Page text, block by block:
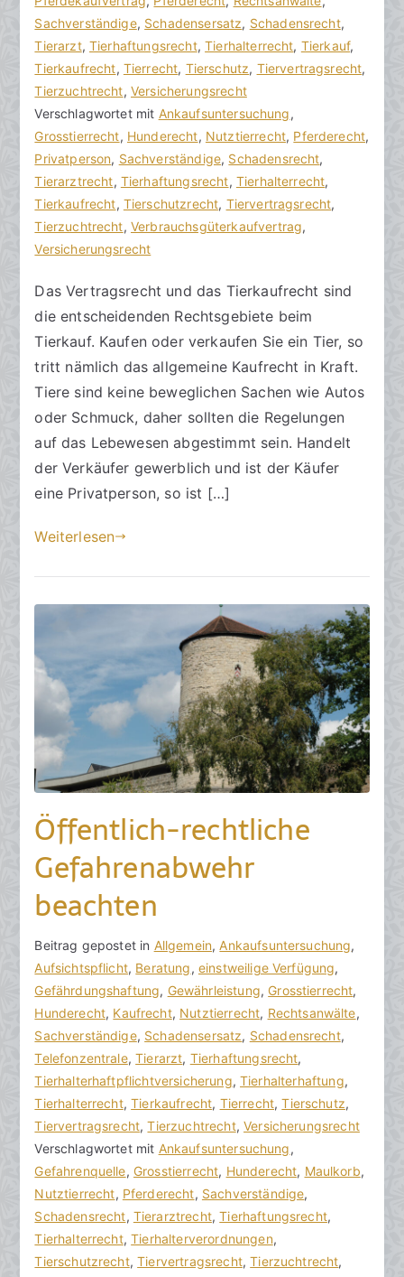
a
k
R
e
c
h
t
s
a
n
w
l
t
e
g
v
e
r
ö
f
f
e
n
t
l
c
h
t
a
m
.
F
e
r
r
0
4
Sachverständige, Schadensersatz, Schadensrecht,
Tierarzt,Tierhaftungsrecht,Tierhalterrecht, Tierkauf,
Tierkaufrecht, Tierrecht, Tierschutz, Tiervertragsrecht,
Tierzuchtrecht, Versicherungsrecht
Verschlagwortet mit Ankaufsuntersuchung,
Grosstierrecht, Hunderecht, Nutztierrecht, Pferderecht,
Privatperson, Sachverständige, Schadensrecht,
Tierarztrecht, Tierhaftungsrecht, Tierhalterrecht,
Tierkaufrecht, Tierschutzrecht, Tiervertragsrecht,
Tierzuchtrecht, Verbrauchsgüterkaufvertrag,
Versicherungsrecht
o
m
m
e
n
t
a
r
e
zu
Tierkaufrecht
Das Vertragsrecht und das Tierkaufrecht sind
die entscheidenden Rechtsgebiete beim
Tierkauf. Kaufen oder verkaufen Sie ein Tier, so
tritt nämlich das allgemeine Kaufrecht in Kraft.
Tiere sind keine beweglichen Sachen wie Autos
oder Schmuck, daher sollten die Regelungen
auf das Lebewesen abgestimmt sein. Handelt
der Verkäufer gewerblich und ist der Käufer
eine Privatperson, so ist […]
Weiterlesen
Öffentlich-rechtliche
Gefahrenabwehr
beachten
V
o
n
h
o
r
a
k
R
e
c
h
t
s
a
B
e
i
t
r
a
g
v
e
r
ö
f
f
e
n
Beitrag gepostet in Allgemein, Ankaufsuntersuchung,
Aufsichtspflicht, Beratung, einstweilige Verfügung,
Gefährdungshaftung, Gewährleistung, Grosstierrecht,
Hunderecht, Kaufrecht, Nutztierrecht, Rechtsanwälte,
Sachverständige, Schadensersatz, Schadensrecht,
Telefonzentrale,Tierarzt, Tierhaftungsrecht,
Tierhalterhaftpflichtversicherung,Tierhalterhaftung,
Tierhalterrecht,Tierkaufrecht, Tierrecht,Tierschutz,
Tiervertragsrecht,Tierzuchtrecht,Versicherungsrecht
Verschlagwortet mit Ankaufsuntersuchung,
Gefahrenquelle, Grosstierrecht, Hunderecht, Maulkorb,
Nutztierrecht, Pferderecht, Sachverständige,
Schadensrecht, Tierarztrecht,Tierhaftungsrecht,
Tierhalterrecht,Tierhalterverordnungen,
Tierschutzrecht,Tiervertragsrecht,Tierzuchtrecht,
K
e
i
n
e
K
o
m
m
e
n
t
a
r
e